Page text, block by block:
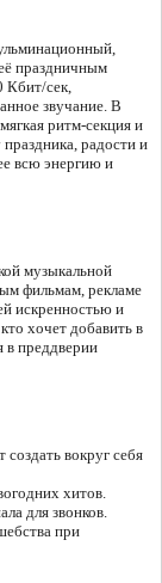
праздничным
Кбит/сек,
звучание. В
ритм-секция и
радости и
всю энергию и
музыкальной
фильмам, рекламе
искренностью и
хочет добавить в
в преддверии
вокруг себя
хитов.
для звонков.
при